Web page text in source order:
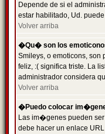
Depende de si el
estar habilitado, Ud.
Volver arriba
�Qu� son los
Smileys, o emoticons,
feliz, :( significa triste. La
administrador considera
Volver arriba
�Puedo colocar
Las im�genes pueden
debe hacer un enlace